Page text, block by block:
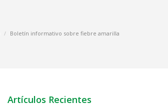
Boletín informativo sobre fiebre amarilla
Artículos Recientes